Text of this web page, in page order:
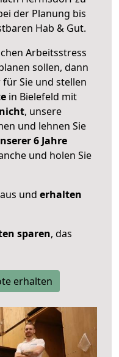
der Planung bis
Hab & Gut.
Arbeitsstress
sollen, dann
Sie und stellen
in Bielefeld mit
, unsere
und lehnen Sie
6 Jahre
und holen Sie
und erhalten
sparen, das
erhalten